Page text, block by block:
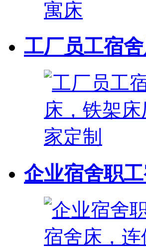
工厂员工宿
企业宿舍职